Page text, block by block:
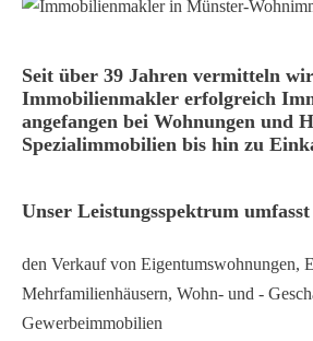
Seit über 39 Jahren vermitteln
Immobilienmakler erfolgreich
angefangen bei Wohnungen und
Spezialimmobilien bis hin zu
Unser Leistungsspektrum
den Verkauf von Eigentumswohnungen,
Mehrfamilienhäusern, Wohn- und -
Gewerbeimmobilien